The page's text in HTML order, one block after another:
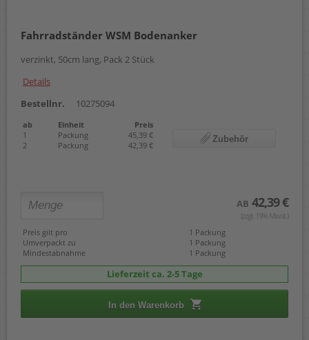
Fahrradständer WSM Bodenanker
verzinkt, 50cm lang, Pack 2 Stück
Details
Bestellnr.
10275094
ab Einheit
Preis
1
Packung
45,39 €
2
Packung 42,39 €
Zubehör
AB 42,39 €
(zzgl. 19% Mwst.)
Preis gilt pro
1 Packung
Umverpackt zu
1 Packung
Mindestabnahme
1 Packung
Lieferzeit ca. 2-5 Tage
In den Warenkorb